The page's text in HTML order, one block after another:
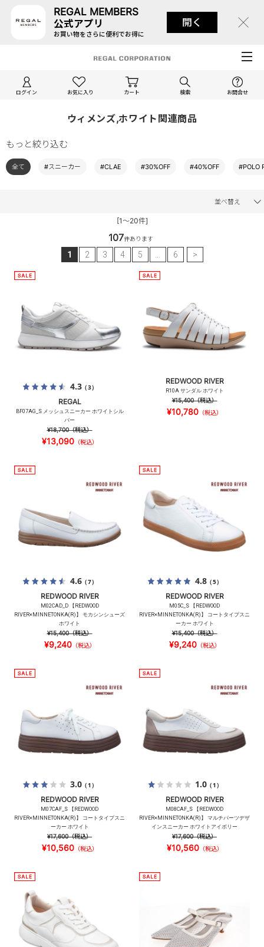
REGAL MEMBERS
公式アプリ
お買い物をさらに便利でお得に
開く
ログイン お気に入り カート 検索 お問合せ
ウィメンズ,ホワイト関連商品
もっと絞り込む
全て #スニーカー #CLAE #30%OFF #40%OFF #POLO
並べ替え
[1～20件]
107件あります
1 2 3 4 5 … 6 >
4.3（3）
REGAL
BF07AG_S メッシュスニーカー ホワイトシル
バー
¥18,700（税込）
¥13,090（税込）
REDWOOD RIVER
R10A サンダル ホワイト
¥15,400（税込）
¥10,780 （税込）
4.6（7）
REDWOOD RIVER
M02CAD_D 【REDWOOD
RIVER×MINNETONKA(R)】 モカシンシューズ
ホワイト
¥15,400（税込）
¥9,240（税込）
4.8（5）
REDWOOD RIVER
M05C_S 【REDWOOD
RIVER×MINNETONKA(R)】 コートタイプスニ
ーカー ホワイト
¥15,400（税込）
¥9,240（税込）
3.0（1）
REDWOOD RIVER
M07CAF_S 【REDWOOD
RIVER×MINNETONKA(R)】 コートタイプスニ
ーカー ホワイト
¥17,600（税込）
¥10,560（税込）
1.0（1）
REDWOOD RIVER
M08CAF_S 【REDWOOD
RIVER×MINNETONKA(R)】 マルチパーツデザ
インスニーカー ホワイトアイボリー
¥17,600（税込）
¥10,560（税込）